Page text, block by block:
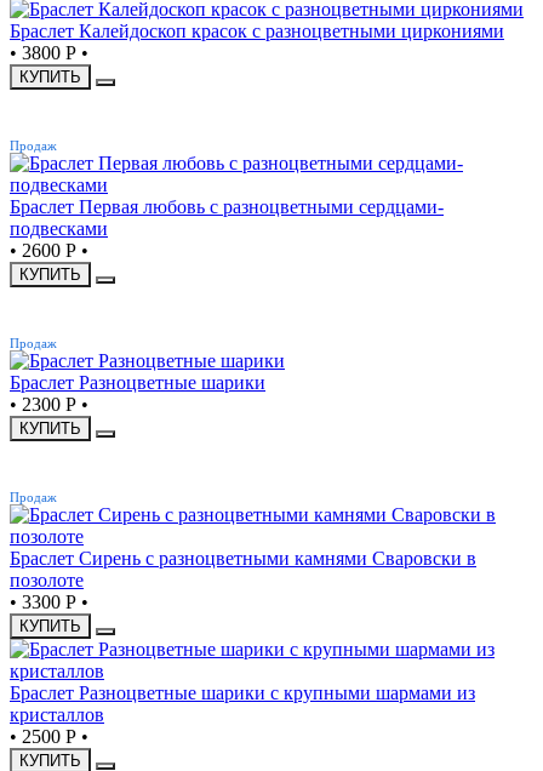
Браслет Калейдоскоп красок с разноцветными циркониями
• 3800 Р •
КУПИТЬ
Продаж
Браслет Первая любовь с разноцветными сердцами-
подвесками
• 2600 Р •
КУПИТЬ
Продаж
Браслет Разноцветные шарики
• 2300 Р •
КУПИТЬ
Продаж
Браслет Сирень с разноцветными камнями Сваровски в
позолоте
• 3300 Р •
КУПИТЬ
Браслет Разноцветные шарики с крупными шармами из
кристаллов
• 2500 Р •
КУПИТЬ